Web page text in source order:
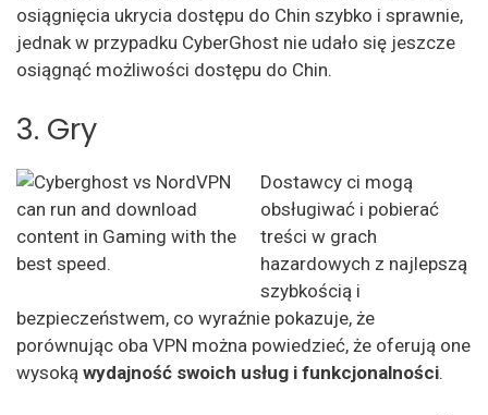
osiągnięcia ukrycia dostępu do Chin szybko i sprawnie,
jednak w przypadku CyberGhost nie udało się jeszcze
osiągnąć możliwości dostępu do Chin.
3. Gry
Dostawcy ci mogą
obsługiwać i pobierać
treści w grach
hazardowych z najlepszą
szybkością i
bezpieczeństwem, co wyraźnie pokazuje, że
porównując oba VPN można powiedzieć, że oferują one
wysoką wydajność swoich usług i funkcjonalności.